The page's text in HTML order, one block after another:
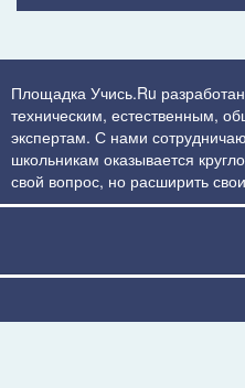
Площадка Учись.Ru
техническим, естественным,
экспертам. С нами
школьникам оказывается
свой вопрос, но расширить